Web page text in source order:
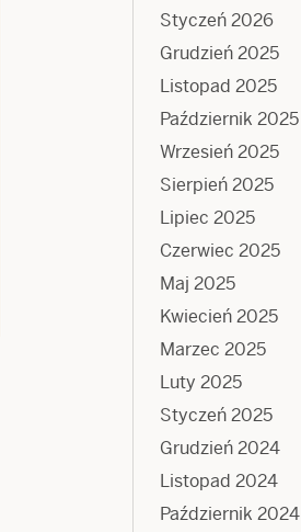
Styczeń 2026
Grudzień 2025
Listopad 2025
Październik 2025
Wrzesień 2025
Sierpień 2025
Lipiec 2025
Czerwiec 2025
Maj 2025
Kwiecień 2025
Marzec 2025
Luty 2025
Styczeń 2025
Grudzień 2024
Listopad 2024
Październik 2024